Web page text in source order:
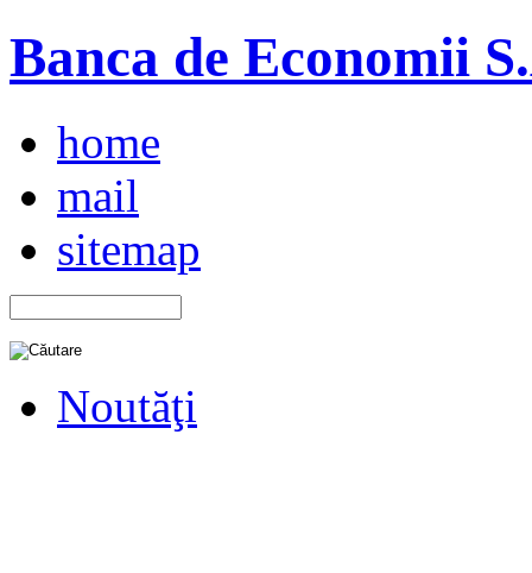
Banca de Economii
home
mail
sitemap
Noutăţi